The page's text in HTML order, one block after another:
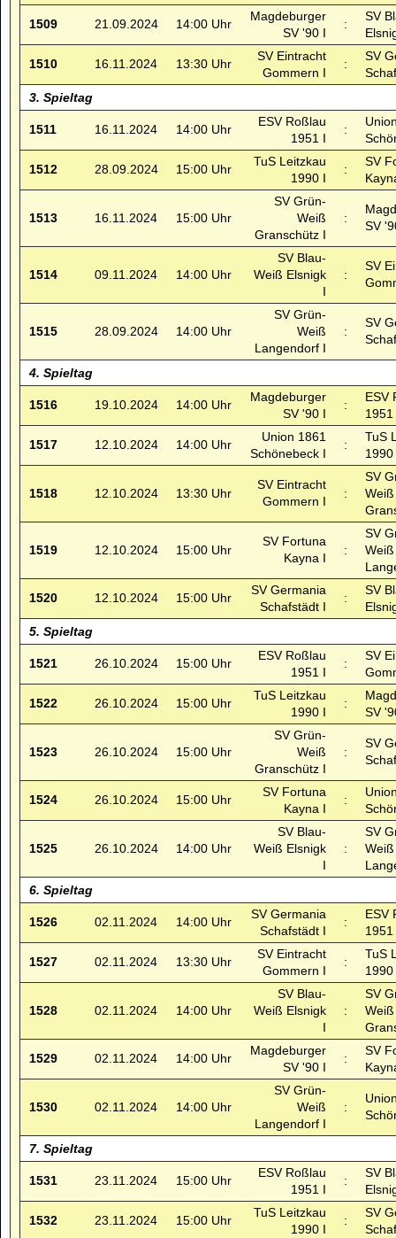
1509 21.09.2024 14:00 Uhr
Magdeburger
SV '90 I
:
SV
1510 16.11.2024 13:30 Uhr
SV Eintracht
Gommern I
:
SV
3. Spieltag
1511 16.11.2024 14:00 Uhr
ESV Roßlau
1951 I
:
1512 28.09.2024 15:00 Uhr
TuS Leitzkau
1990 I
:
SV
1513 16.11.2024 15:00 Uhr
SV Grün-
Weiß
Granschütz I
:
SV
1514 09.11.2024 14:00 Uhr
SV Blau-
Weiß Elsnigk
I
:
SV
1515 28.09.2024 14:00 Uhr
SV Grün-
Weiß
Langendorf I
:
SV
4. Spieltag
1516 19.10.2024 14:00 Uhr
Magdeburger
SV '90 I
:
ESV
1951
1517 12.10.2024 14:00 Uhr
Union 1861
Schönebeck I
:
TuS
1990
1518 12.10.2024 13:30 Uhr
SV Eintracht
Gommern I
:
SV
Weiß
1519 12.10.2024 15:00 Uhr
SV Fortuna
Kayna I
:
SV
Weiß
1520 12.10.2024 15:00 Uhr
SV Germania
Schafstädt I
:
SV
5. Spieltag
1521 26.10.2024 15:00 Uhr
ESV Roßlau
1951 I
:
SV
1522 26.10.2024 15:00 Uhr
TuS Leitzkau
1990 I
:
SV
1523 26.10.2024 15:00 Uhr
SV Grün-
Weiß
Granschütz I
:
SV
1524 26.10.2024 15:00 Uhr
SV Fortuna
Kayna I
:
1525 26.10.2024 14:00 Uhr
SV Blau-
Weiß Elsnigk
I
:
SV
Weiß
6. Spieltag
1526 02.11.2024 14:00 Uhr
SV Germania
Schafstädt I
:
ESV
1951
1527 02.11.2024 13:30 Uhr
SV Eintracht
Gommern I
:
TuS
1990
1528 02.11.2024 14:00 Uhr
SV Blau-
Weiß Elsnigk
I
:
SV
Weiß
1529 02.11.2024 14:00 Uhr
Magdeburger
SV '90 I
:
SV
1530 02.11.2024 14:00 Uhr
SV Grün-
Weiß
Langendorf I
:
7. Spieltag
1531 23.11.2024 15:00 Uhr
ESV Roßlau
1951 I
:
SV
1532 23.11.2024 15:00 Uhr
TuS Leitzkau
1990 I
:
SV